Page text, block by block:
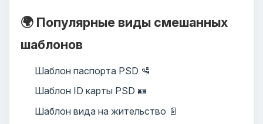
🌍 Популярные виды смешанных
шаблонов
Шаблон паспорта PSD 🛂
Шаблон ID карты PSD 🪪
Шаблон вида на жительство 📄